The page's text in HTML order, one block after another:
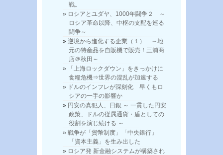
戦。
ロシアとユダヤ、1000年闘争２ ～
ロシア革命以降、中枢の支配を巡る
闘争～
逆境から進化する企業（１） ～地
元の特産品を自販機で販売！三浦商
店＠秋田～
「上海ロックダウン」をきっかけに
食糧危機⇒世界の混乱が加速する
ドルのインフレが深刻化 早くもロ
シアの一手の影響か
円安の真犯人、日銀 ～ 一貫した円安
政策、ドルの従属通貨・盾としての
役割を演じ続ける ～
戦争が「貨幣制度」「中央銀行」
「資本主義」を生み出した
ロシア発 新金融システムが構築され